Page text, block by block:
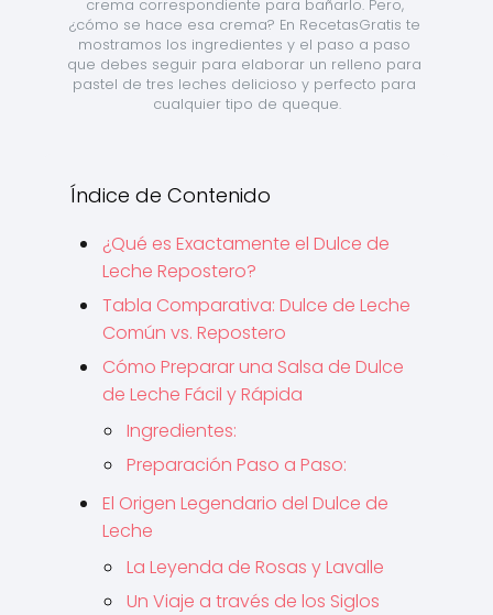
crema correspondiente para bañarlo. Pero,
¿cómo se hace esa crema? En RecetasGratis te
mostramos los ingredientes y el paso a paso
que debes seguir para elaborar un relleno para
pastel de tres leches delicioso y perfecto para
cualquier tipo de queque.
Índice de Contenido
¿Qué es Exactamente el Dulce de
Leche Repostero?
Tabla Comparativa: Dulce de Leche
Común vs. Repostero
Cómo Preparar una Salsa de Dulce
de Leche Fácil y Rápida
Ingredientes:
Preparación Paso a Paso:
El Origen Legendario del Dulce de
Leche
La Leyenda de Rosas y Lavalle
Un Viaje a través de los Siglos